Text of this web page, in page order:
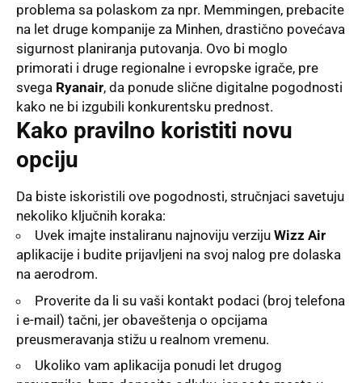
problema sa polaskom za npr. Memmingen, prebacite
na let druge kompanije za Minhen, drastično povećava
sigurnost planiranja putovanja. Ovo bi moglo
primorati i druge regionalne i evropske igrače, pre
svega Ryanair, da ponude slične digitalne pogodnosti
kako ne bi izgubili konkurentsku prednost.
Kako pravilno koristiti novu
opciju
Da biste iskoristili ove pogodnosti, stručnjaci savetuju
nekoliko ključnih koraka:
Uvek imajte instaliranu najnoviju verziju Wizz Air
aplikacije i budite prijavljeni na svoj nalog pre dolaska
na aerodrom.
Proverite da li su vaši kontakt podaci (broj telefona
i e-mail) tačni, jer obaveštenja o opcijama
preusmeravanja stižu u realnom vremenu.
Ukoliko vam aplikacija ponudi let drugog